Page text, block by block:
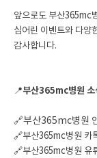
앞으로도 부산365mc
심어린 이벤트와 다양
감사합니다.
📍부산365mc병원 소
🔗부산365mc병원
🔗부산365mc병원 카
🔗부산365mc병원 유